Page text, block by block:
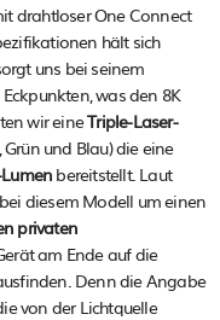
drahtloser One Connect
hält sich
uns bei seinem
was den 8K
wir eineTriple-Laser-
und Blau) die eine
bereitstellt. Laut
diesem Modell um einen
privaten
am Ende auf die
Denn die Angabe
von der Lichtquelle